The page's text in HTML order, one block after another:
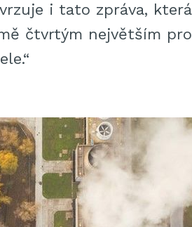
i tato zpráva,
čtvrtým největším